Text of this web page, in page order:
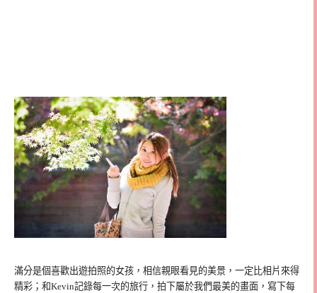
滿分是個喜歡出遊拍照的女孩，相信親眼看見的美景，一定比相片來得
精彩；和Kevin記錄每一次的旅行，拍下屬於我們最美的畫面，寫下每